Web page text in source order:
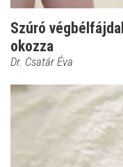
Szúró
okozza
Dr. Csatár Éva